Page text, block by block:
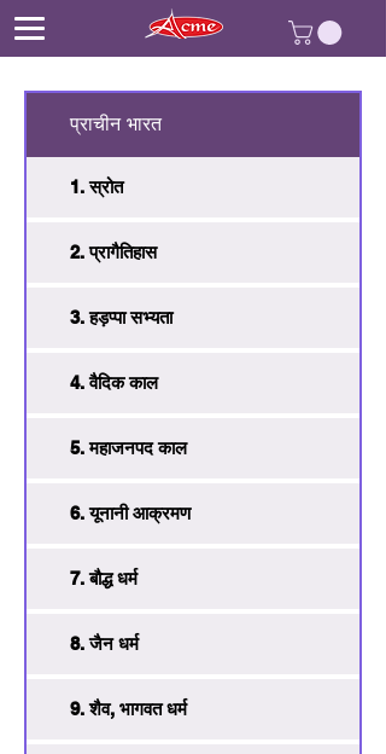
प्राचीन भारत
1. स्रोत
2. प्रागैतिहास
3. हड़प्पा सभ्यता
4. वैदिक काल
5. महाजनपद काल
6. यूनानी आक्रमण
7. बौद्ध धर्म
8. जैन धर्म
9. शैव, भागवत धर्म